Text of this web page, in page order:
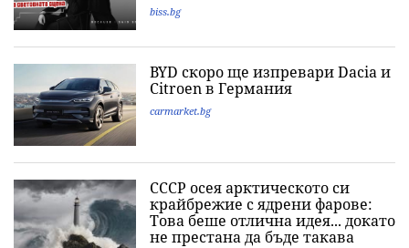
biss.bg
BYD скоро ще изпревари Dacia и
Citroеn в Германия
carmarket.bg
СССР осея арктическото си
крайбрежие с ядрени фарове:
Това беше отлична идея... докато
не престана да бъде такава